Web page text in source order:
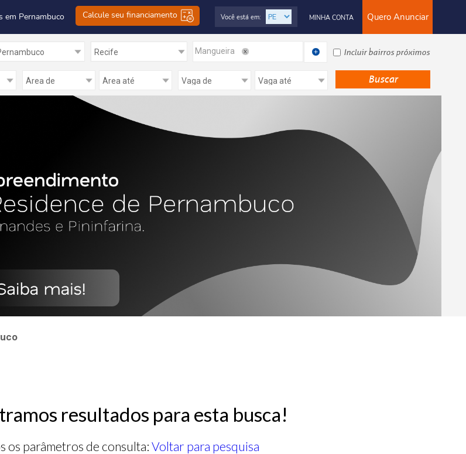
em Pernambuco Calcule seu financiamento Quero Anunciar
MINHA CONTA
Você está em:
Mangueira Incluir bairros próximos
resultados para esta busca!
os parâmetros de consulta: Voltar para pesquisa